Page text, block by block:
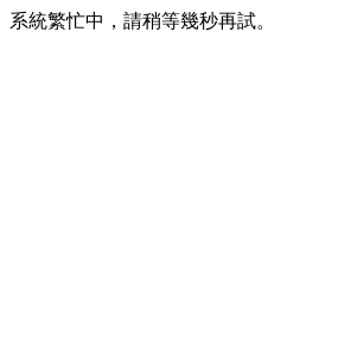
系統繁忙中，請稍等幾秒再試。